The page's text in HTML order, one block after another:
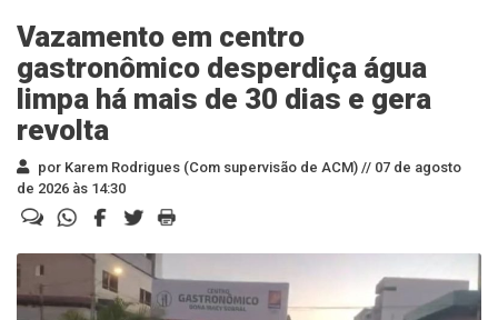
Vazamento em centro
gastronômico desperdiça água
limpa há mais de 30 dias e gera
revolta
por Karem Rodrigues (Com supervisão de ACM) // 07 de agosto
de 2026 às 14:30